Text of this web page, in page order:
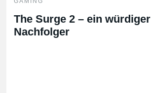
The Surge 2 – ein würdiger
Nachfolger